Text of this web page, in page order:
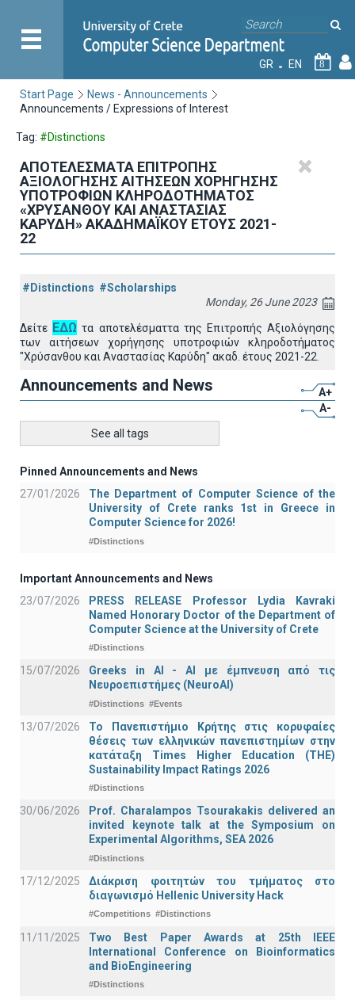
GR EN 8
Start Page
News - Announcements
Announcements / Expressions of Interest
Tag: #Distinctions
ΑΠΟΤΕΛΕΣΜΑΤΑ ΕΠΙΤΡΟΠΗΣ
ΑΞΙΟΛΟΓΗΣΗΣ ΑΙΤΗΣΕΩΝ ΧΟΡΗΓΗΣΗΣ
ΥΠΟΤΡΟΦΙΩΝ ΚΛΗΡΟΔΟΤΗΜΑΤΟΣ
«ΧΡΥΣΑΝΘΟΥ ΚΑΙ ΑΝΑΣΤΑΣΙΑΣ
ΚΑΡΥΔΗ» ΑΚΑΔΗΜΑΪΚΟΥ ΕΤΟΥΣ 2021-
22
#Distinctions #Scholarships
Monday, 26 June 2023
Δείτε ΕΔΩ τα αποτελέσματτα της Επιτροπής Αξιολόγησης
των αιτήσεων χορήγησης υποτροφιών κληροδοτήματος
"Χρύσανθου και Αναστασίας Καρύδη" ακαδ. έτους 2021-22.
Announcements and News
A+
A-
See all tags
Pinned Announcements and News
27/01/2026
The Department of Computer Science of the
University of Crete ranks 1st in Greece in
Computer Science for 2026!
#Distinctions
Important Announcements and News
23/07/2026
PRESS RELEASE Professor Lydia Kavraki
Named Honorary Doctor of the Department of
Computer Science at the University of Crete
#Distinctions
15/07/2026
Greeks in AI - ΑΙ με έμπνευση από τις
Νευροεπιστήμες (NeuroAI)
#Distinctions #Events
13/07/2026
Το Πανεπιστήμιο Κρήτης στις κορυφαίες
θέσεις των ελληνικών πανεπιστημίων στην
κατάταξη Times Higher Education (ΤΗΕ)
Sustainability Impact Ratings 2026
#Distinctions
30/06/2026
Prof. Charalampos Tsourakakis delivered an
invited keynote talk at the Symposium on
Experimental Algorithms, SEA 2026
#Distinctions
17/12/2025
Διάκριση φοιτητών του τμήματος στο
διαγωνισμό Hellenic University Hack
#Competitions #Distinctions
11/11/2025
Two Best Paper Awards at 25th IEEE
International Conference on Bioinformatics
and BioEngineering
#Distinctions